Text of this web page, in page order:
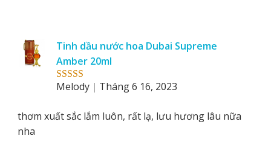
Rated5out
Tinh dầu nước hoa Dubai Supreme
Amber 20ml
Melody
Tháng 6 16, 2023
thơm xuất sắc lắm luôn, rất lạ, lưu hương lâu nữa
nha